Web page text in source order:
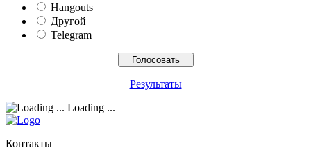
Hangouts
Другой
Telegram
Результаты
Loading ...
Контакты